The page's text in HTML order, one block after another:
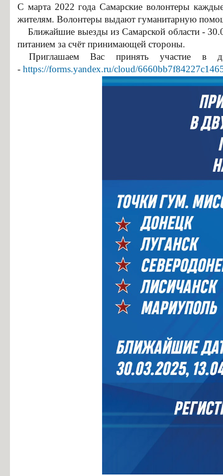
С марта 2022 года Самарские волонтеры
жителям. Волонтеры выдают гуманитарную
Ближайшие выезды из Самарской области -
питанием за счёт принимающей стороны.
Приглашаем Вас принять участие в
- https://forms.yandex.ru/cloud/